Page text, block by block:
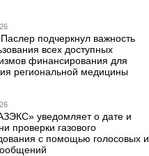
подчеркнул важность
всех доступных
финансирования для
региональной медицины
уведомляет о дате и
проверки газового
с помощью голосовых и